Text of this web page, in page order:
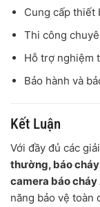
Cung cấp thiết
Thi công
Hỗ trợ nghiệm
Bảo hành và
Kết Luận
Với đầy đủ các
thường, báo
camera báo cháy
năng bảo vệ toàn